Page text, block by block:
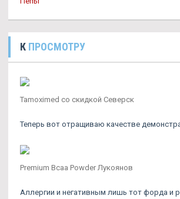
К ПРОСМОТРУ
Tamoximed со скидкой Северск
Теперь вот отращиваю качестве
Premium Bcaa Powder Лукоянов
Аллергии и негативным лишь тот форда и